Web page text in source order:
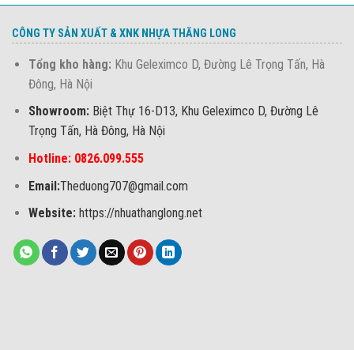
CÔNG TY SẢN XUẤT & XNK NHỰA THĂNG LONG
Tổng kho hàng: Khu Geleximco D, Đường Lê Trọng Tấn, Hà
Đông, Hà Nội
Showroom: Biệt Thự 16-D13, Khu Geleximco D, Đường Lê
Trọng Tấn, Hà Đông, Hà Nội
Hotline: 0826.099.555
Email:Theduong707@gmail.com
Website:https://nhuathanglong.net